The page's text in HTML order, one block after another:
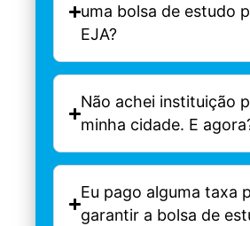
uma bolsa de estudo
EJA?
Não achei instituição
minha cidade. E
Eu pago alguma taxa
garantir a bolsa de